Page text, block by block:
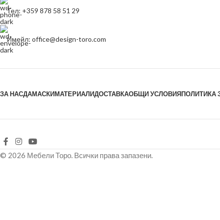
Тел: +359 878 58 51 29
Имейл: office@design-toro.com
ЗА НАСДАМАСКИМАТЕРИАЛИДОСТАВКАОБЩИ УСЛОВИЯПОЛИТИКА
© 2026 Мебели Торо. Всички права запазени.